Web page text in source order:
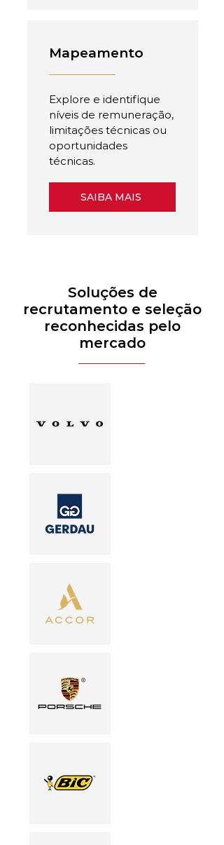
Mapeamento
Explore e identifique
níveis de remuneração,
limitações técnicas ou
oportunidades
técnicas.
SAIBA MAIS
Soluções de
recrutamento e seleção
reconhecidas pelo
mercado